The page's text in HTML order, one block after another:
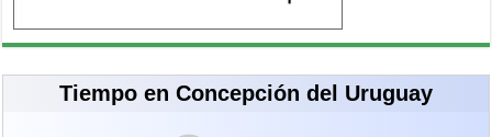
Tiempo en Concepción del Uruguay